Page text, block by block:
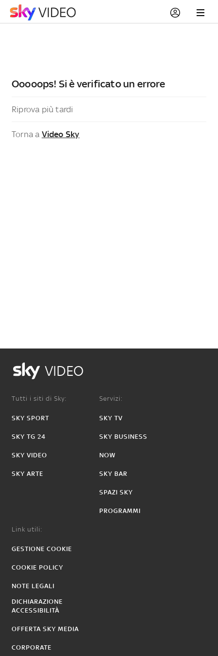
Ooooops! Si è verificato un errore
Riprova più tardi
Torna a Video Sky
VIDEO
Tutti i siti di Sky:
SKY SPORT
SKY TG 24
SKY VIDEO
SKY ARTE
Servizi:
SKY TV
SKY BUSINESS
NOW
SKY BAR
SPAZI SKY
PROGRAMMI
Link utili:
GESTIONE COOKIE
COOKIE POLICY
NOTE LEGALI
DICHIARAZIONE
ACCESSIBILITÀ
OFFERTA SKY MEDIA
CORPORATE